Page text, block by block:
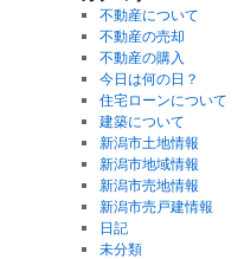
不動産について
不動産の売却
不動産の購入
今日は何の日？
住宅ローンについて
建築について
新潟市土地情報
新潟市地域情報
新潟市売地情報
新潟市売戸建情報
日記
未分類